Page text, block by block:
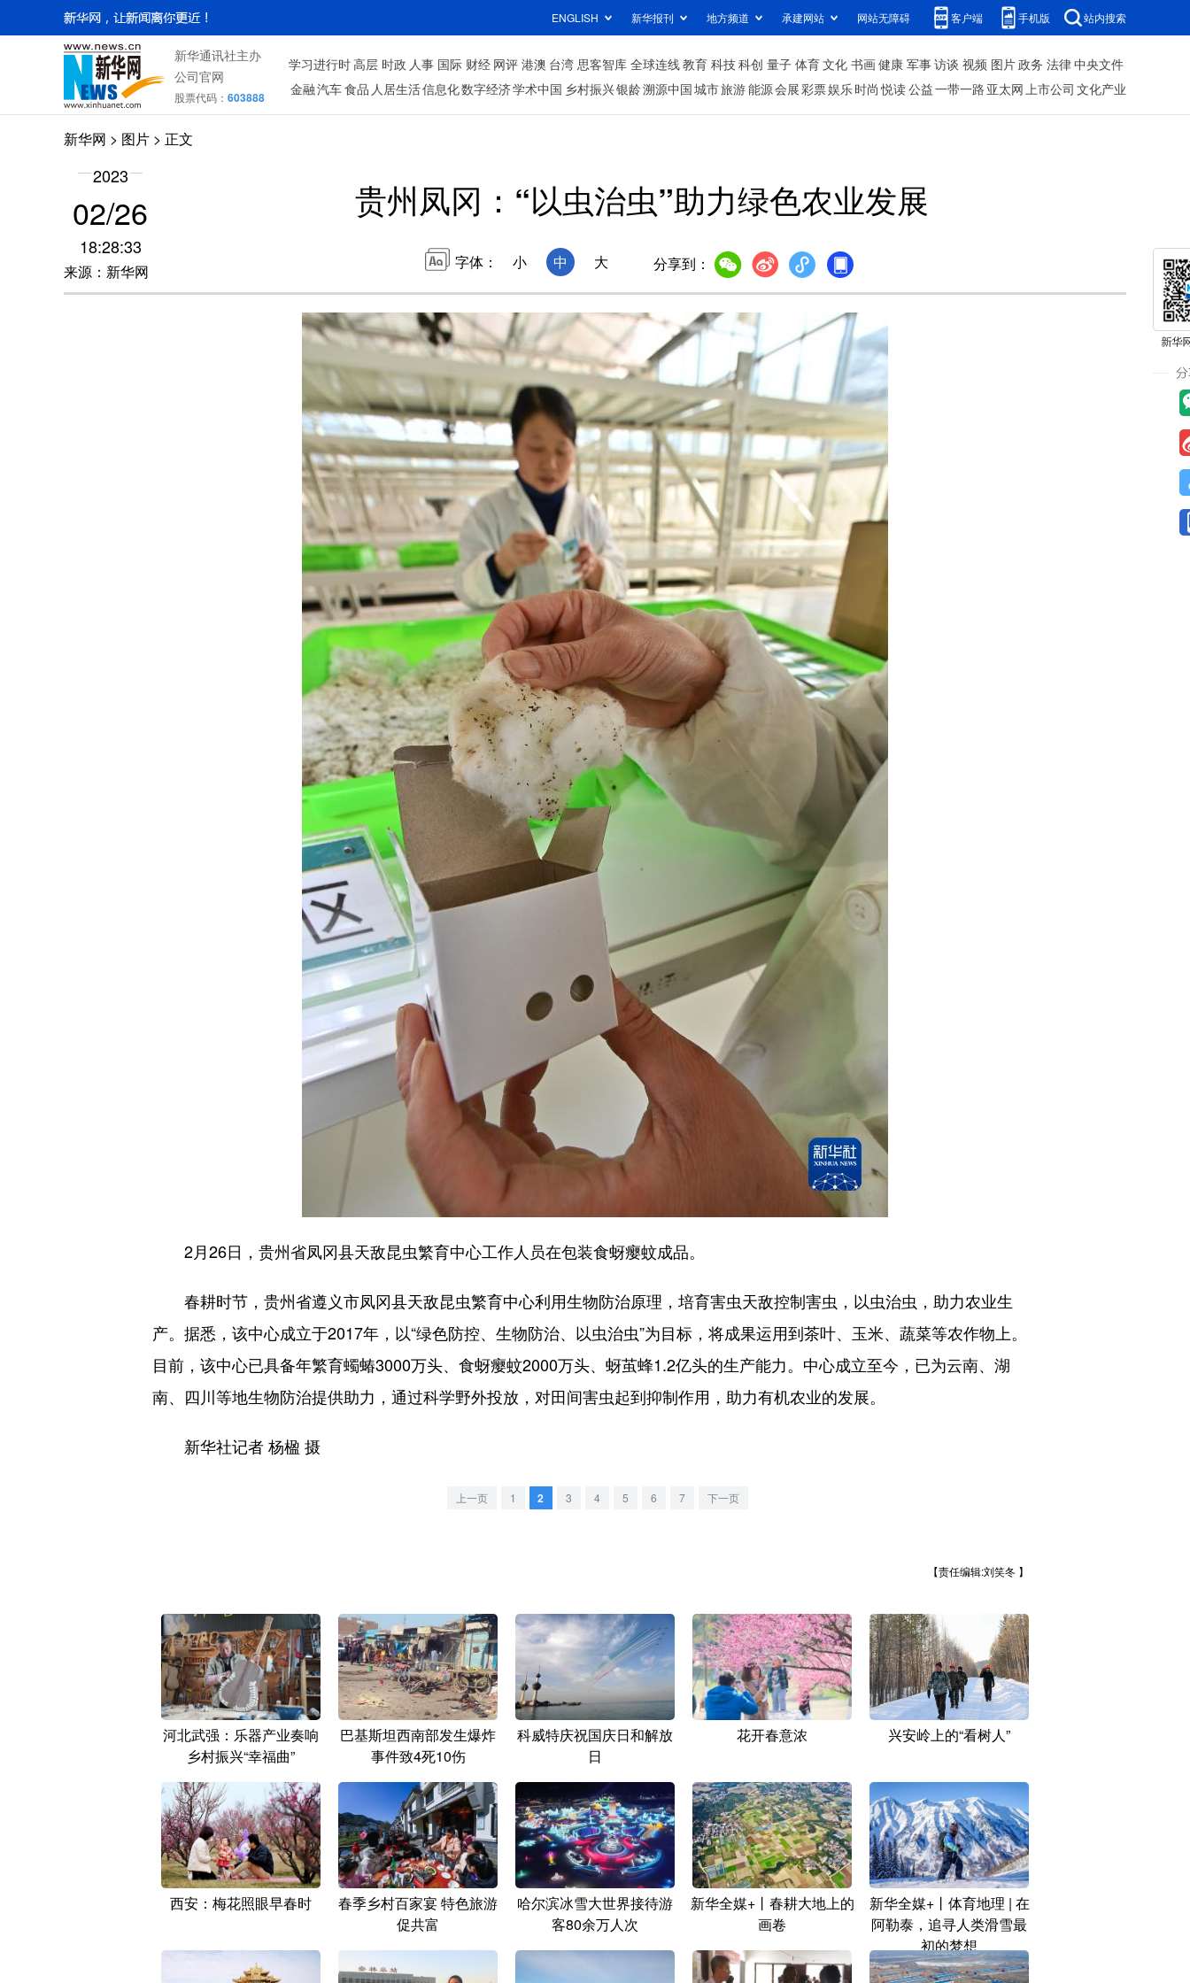
ENGLISH 新华报刊 地方频道 承建网站 网站无障碍 客户端 手机版 站内搜索
新华通讯社主办
公司官网
股票代码： 603888
学习进行时高层 时政 人事 国际 财经 网评 港澳 台湾 思客智库 全球连线教育 科技科创 量子 体育文化 书画健康 军事访谈 视频 图片政务 法律中央文件
金融汽车食品 人居生活信息化数字经济学术中国 乡村振兴银龄溯源中国城市旅游能源会展彩票娱乐时尚 悦读公益一带一路 亚太网上市公司 文化产业
新华网 > 图片 > 正文
2023
02/26
18:28:33
来源：新华网
贵州凤冈：“以虫治虫”助力绿色农业发展
字体： 小 中 大 分享到：
2月26日，贵州省凤冈县天敌昆虫繁育中心工作人员在包装食蚜瘿蚊成品。
春耕时节，贵州省遵义市凤冈县天敌昆虫繁育中心利用生物防治原理，培育害虫天敌控制害虫，以虫治虫，助力农业生
产。据悉，该中心成立于2017年，以“绿色防控、生物防治、以虫治虫”为目标，将成果运用到茶叶、玉米、蔬菜等农作物上。
目前，该中心已具备年繁育蠋蝽3000万头、食蚜瘿蚊2000万头、蚜茧蜂1.2亿头的生产能力。中心成立至今，已为云南、湖
南、四川等地生物防治提供助力，通过科学野外投放，对田间害虫起到抑制作用，助力有机农业的发展。
新华社记者 杨楹 摄
上一页 1 2 3 4 5 6 7 下一页
【责任编辑:刘笑冬 】
河北武强：乐器产业奏响
乡村振兴“幸福曲”
巴基斯坦西南部发生爆炸
事件致4死10伤
科威特庆祝国庆日和解放
日
花开春意浓 兴安岭上的“看树人”
西安：梅花照眼早春时
春季乡村百家宴 特色旅游
促共富
哈尔滨冰雪大世界接待游
客80余万人次
新华全媒+丨春耕大地上的
画卷
新华全媒+丨体育地理 | 在
阿勒泰，追寻人类滑雪最
初的梦想